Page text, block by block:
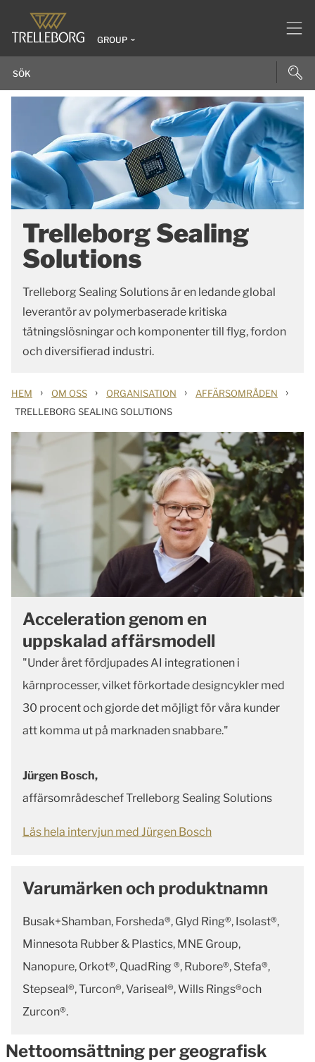
GROUP
Trelleborg Sealing
Solutions
Trelleborg Sealing Solutions är en ledande global
leverantör av polymerbaserade kritiska
tätningslösningar och komponenter till flyg, fordon
och diversifierad industri.
HEM › OM OSS › ORGANISATION › AFFÄRSOMRÅDEN ›
TRELLEBORG SEALING SOLUTIONS
Acceleration genom en
uppskalad affärsmodell
"Under året fördjupades AI integrationen i
kärnprocesser, vilket förkortade designcykler med
30 procent och gjorde det möjligt för våra kunder
att komma ut på marknaden snabbare."
Jürgen Bosch,
affärsområdeschef Trelleborg Sealing Solutions
Läs hela intervjun med Jürgen Bosch
Varumärken och produktnamn
Busak+Shamban, Forsheda®, Glyd Ring®, Isolast®,
Minnesota Rubber & Plastics, MNE Group,
Nanopure, Orkot®, QuadRing ®, Rubore®, Stefa®,
Stepseal®, Turcon®, Variseal®, Wills Rings®och
Zurcon®.
Nettoomsättning per geografisk